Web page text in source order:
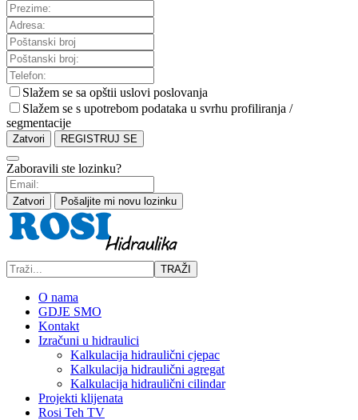
Slažem se sa opštii uslovi poslovanja
Slažem se s upotrebom podataka u svrhu profiliranja /
segmentacije
Zatvori REGISTRUJ SE
Zaboravili ste lozinku?
Zatvori Pošaljite mi novu lozinku
TRAŽI
O nama
GDJE SMO
Kontakt
Izračuni u hidraulici
Kalkulacija hidraulični cjepac
Kalkulacija hidraulični agregat
Kalkulacija hidraulični cilindar
Projekti klijenata
Rosi Teh TV